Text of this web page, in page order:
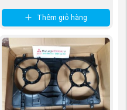
Thêm giỏ hàng